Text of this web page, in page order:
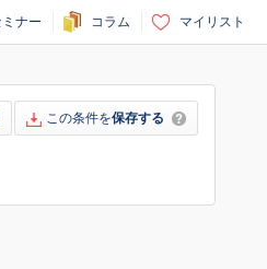
ナー コラム マイリスト
この条件を保存する